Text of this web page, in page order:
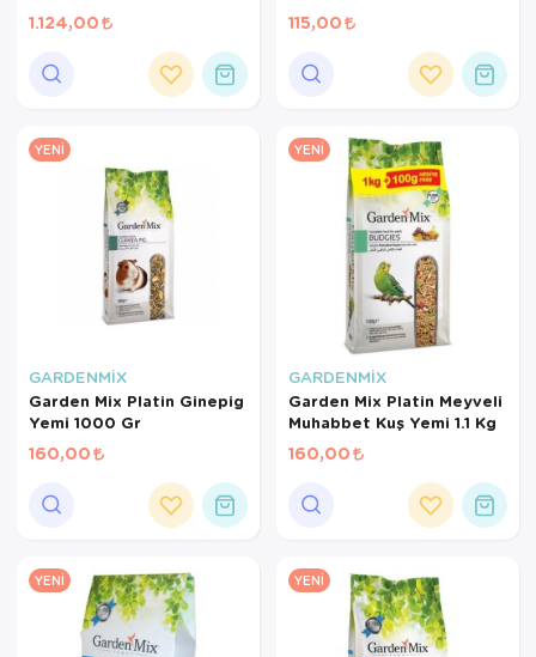
Mini Paraketler İçin
1.124,00 115,00
YENI
GARDENMİX
Garden Mix Platin Ginepig
Yemi 1000 Gr
160,00
YENI
GARDENMİX
Garden Mix Platin Meyveli
Muhabbet Kuş Yemi 1.1 Kg
160,00
YENI YENI